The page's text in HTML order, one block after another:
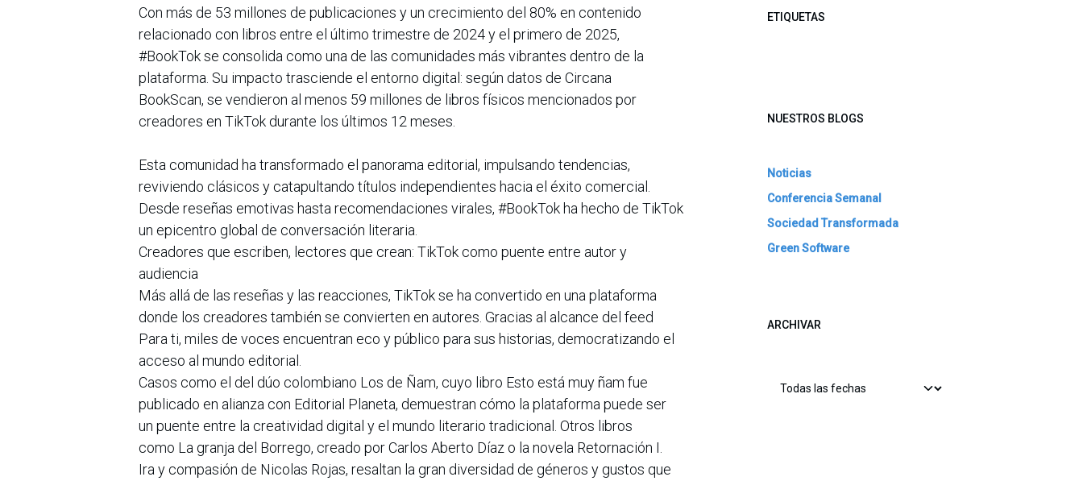
Con más de 53 millones de publicaciones y un crecimiento del 80% en contenido
relacionado con libros entre el último trimestre de 2024 y el primero de 2025,
#BookTok se consolida como una de las comunidades más vibrantes dentro de la
plataforma. Su impacto trasciende el entorno digital: según datos de Circana
BookScan, se vendieron al menos 59 millones de libros físicos mencionados por
creadores en TikTok durante los últimos 12 meses.
Esta comunidad ha transformado el panorama editorial, impulsando tendencias,
reviviendo clásicos y catapultando títulos independientes hacia el éxito comercial.
Desde reseñas emotivas hasta recomendaciones virales, #BookTok ha hecho de TikTok
un epicentro global de conversación literaria.
Creadores que escriben, lectores que crean: TikTok como puente entre autor y
audiencia
Más allá de las reseñas y las reacciones, TikTok se ha convertido en una plataforma
donde los creadores también se convierten en autores. Gracias al alcance del feed
Para ti, miles de voces encuentran eco y público para sus historias, democratizando el
acceso al mundo editorial.
Casos como el del dúo colombiano Los de Ñam, cuyo libro Esto está muy ñam fue
publicado en alianza con Editorial Planeta, demuestran cómo la plataforma puede ser
un puente entre la creatividad digital y el mundo literario tradicional. Otros libros
como La granja del Borrego, creado por Carlos Aberto Díaz o la novela Retornación I.
Ira y compasión de Nicolas Rojas, resaltan la gran diversidad de géneros y gustos que
ETIQUETAS
NUESTROS BLOGS
Noticias
Conferencia Semanal
Sociedad Transformada
Green Software
ARCHIVAR